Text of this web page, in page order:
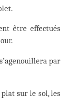
être effectués
par
sur le sol, les